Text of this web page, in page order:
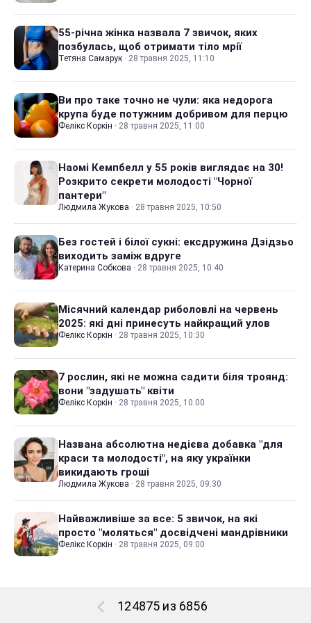
55-річна жінка назвала 7 звичок, яких
позбулась, щоб отримати тіло мрії
Тетяна Самарук · 28 травня 2025, 11:10
Ви про таке точно не чули: яка недорога
крупа буде потужним добривом для перцю
Фелікс Коркін · 28 травня 2025, 11:00
Наомі Кемпбелл у 55 років виглядає на 30!
Розкрито секрети молодості "Чорної
пантери"
Людмила Жукова · 28 травня 2025, 10:50
Без гостей і білої сукні: ексдружина Дзідзьо
виходить заміж вдруге
Катерина Собкова · 28 травня 2025, 10:40
Місячний календар риболовлі на червень
2025: які дні принесуть найкращий улов
Фелікс Коркін · 28 травня 2025, 10:30
7 рослин, які не можна садити біля троянд:
вони "задушать" квіти
Фелікс Коркін · 28 травня 2025, 10:00
Названа абсолютна недієва добавка "для
краси та молодості", на яку українки
викидають гроші
Людмила Жукова · 28 травня 2025, 09:30
Найважливіше за все: 5 звичок, на які
просто "моляться" досвідчені мандрівники
Фелікс Коркін · 28 травня 2025, 09:00
124875 из 6856